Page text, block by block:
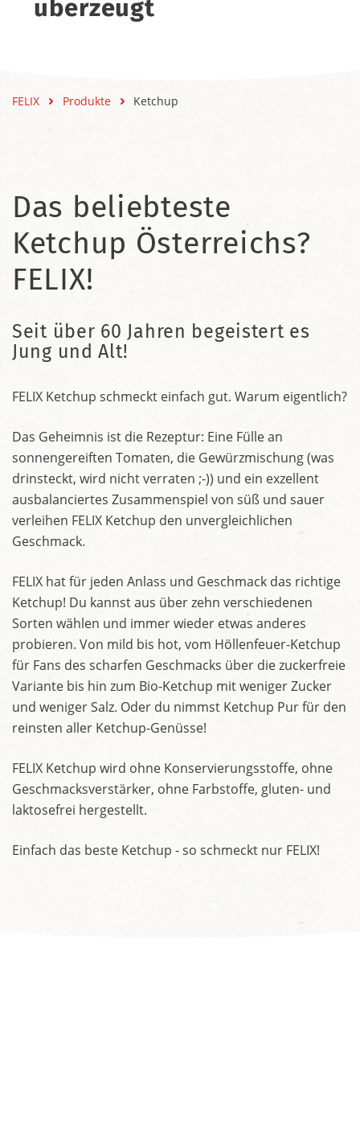
überzeugt
FELIX Produkte Ketchup
Das beliebteste
Ketchup Österreichs?
FELIX!
Seit über 60 Jahren begeistert es
Jung und Alt!
FELIX Ketchup schmeckt einfach gut. Warum eigentlich?
Das Geheimnis ist die Rezeptur: Eine Fülle an
sonnengereiften Tomaten, die Gewürzmischung (was
drinsteckt, wird nicht verraten ;-)) und ein exzellent
ausbalanciertes Zusammenspiel von süß und sauer
verleihen FELIX Ketchup den unvergleichlichen
Geschmack.
FELIX hat für jeden Anlass und Geschmack das richtige
Ketchup! Du kannst aus über zehn verschiedenen
Sorten wählen und immer wieder etwas anderes
probieren. Von mild bis hot, vom Höllenfeuer-Ketchup
für Fans des scharfen Geschmacks über die zuckerfreie
Variante bis hin zum Bio-Ketchup mit weniger Zucker
und weniger Salz. Oder du nimmst Ketchup Pur für den
reinsten aller Ketchup-Genüsse!
FELIX Ketchup wird ohne Konservierungsstoffe, ohne
Geschmacksverstärker, ohne Farbstoffe, gluten- und
laktosefrei hergestellt.
Einfach das beste Ketchup - so schmeckt nur FELIX!